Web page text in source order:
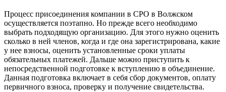
Процесс присоединения компании в СРО в Волжском
осуществляется поэтапно. Но прежде всего необходимо
выбрать подходящую организацию. Для этого нужно оценить
сколько в ней членов, когда и где она зарегистрирована, какие
у нее взносы, оценить установленные сроки уплаты
обязательных платежей. Дальше можно приступить к
непосредственной подготовке к вступлению в объединение.
Данная подготовка включает в себя сбор документов, оплату
первичного взноса, проверку и получение свидетельства.